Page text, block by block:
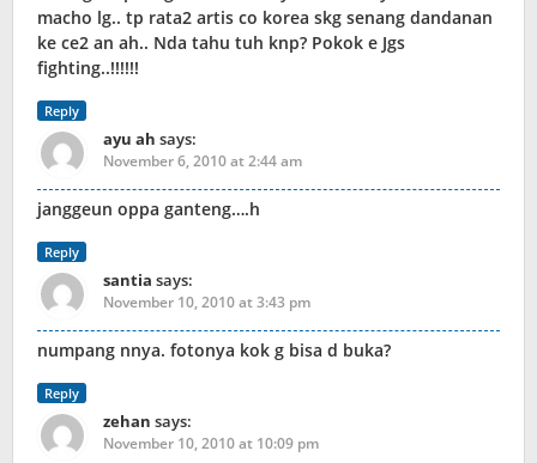
macho lg.. tp rata2 artis co korea skg senang dandanan
ke ce2 an ah.. Nda tahu tuh knp? Pokok e Jgs
fighting..!!!!!!
Reply
ayu ah says:
November 6, 2010 at 2:44 am
janggeun oppa ganteng….h
Reply
santia says:
November 10, 2010 at 3:43 pm
numpang nnya. fotonya kok g bisa d buka?
Reply
zehan says:
November 10, 2010 at 10:09 pm